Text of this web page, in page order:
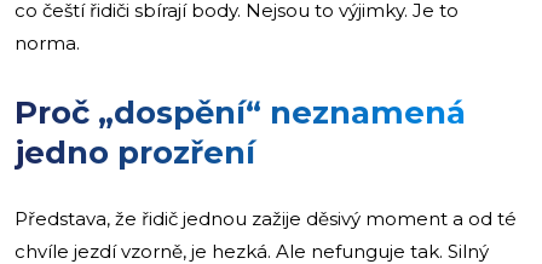
co čeští řidiči sbírají body. Nejsou to výjimky. Je to
norma.
Proč „dospění“ neznamená
jedno prozření
Představa, že řidič jednou zažije děsivý moment a od té
chvíle jezdí vzorně, je hezká. Ale nefunguje tak. Silný